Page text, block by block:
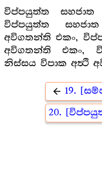
විප්පයුත්ත
විප්පයුත්ත
අවිගතන්ති එකං,
අවිගතන්ති එකං,
නිස්සය විපාක අත්‍ථි
arrow_back 19.
20.